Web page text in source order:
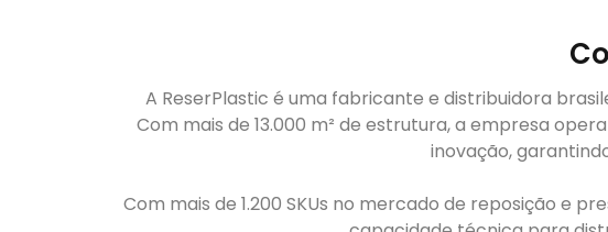
A ReserPlastic é uma fabricante e distribuidora
Com mais de 13.000 m² de estrutura, a empresa
inovação,
Com mais de 1.200 SKUs no mercado de reposição e